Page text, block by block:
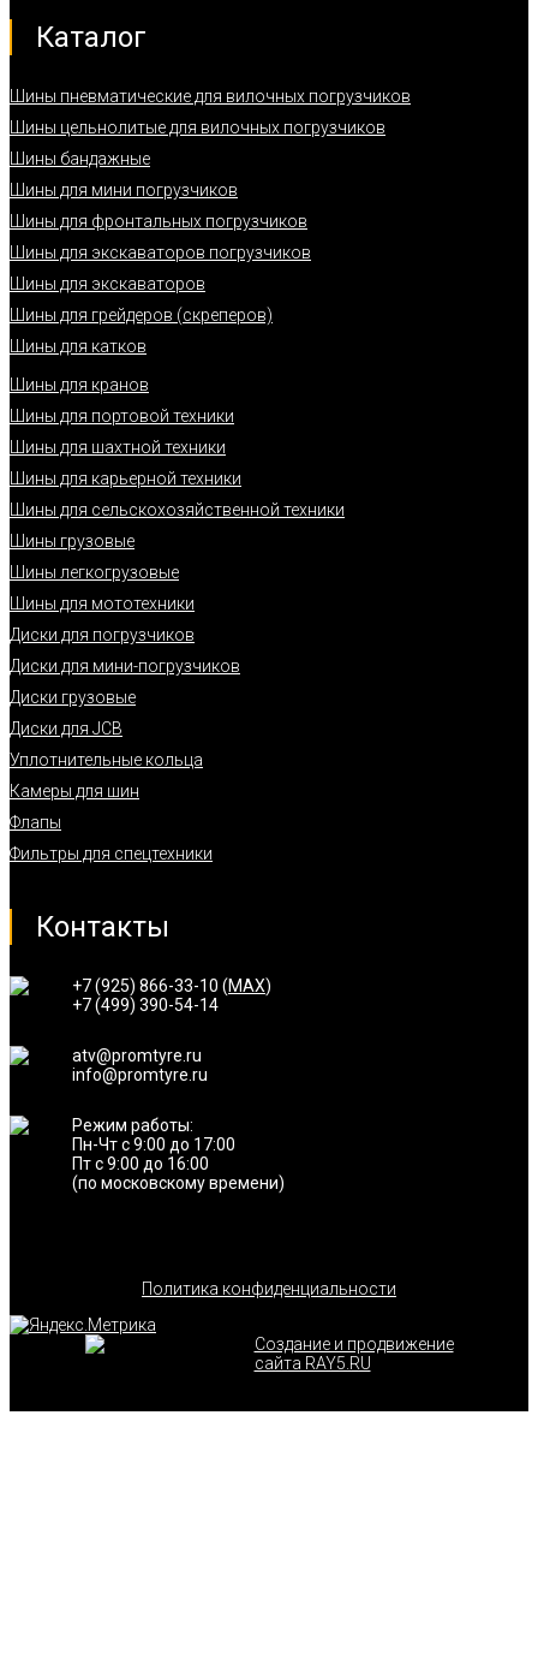
Каталог
Шины пневматические для вилочных погрузчиков
Шины цельнолитые для вилочных погрузчиков
Шины бандажные
Шины для мини погрузчиков
Шины для фронтальных погрузчиков
Шины для экскаваторов погрузчиков
Шины для экскаваторов
Шины для грейдеров (скреперов)
Шины для катков
Шины для кранов
Шины для портовой техники
Шины для шахтной техники
Шины для карьерной техники
Шины для сельскохозяйственной техники
Шины грузовые
Шины легкогрузовые
Шины для мототехники
Диски для погрузчиков
Диски для мини-погрузчиков
Диски грузовые
Диски для JCB
Уплотнительные кольца
Камеры для шин
Флапы
Фильтры для спецтехники
Контакты
+7 (925) 866-33-10 (MAX)
+7 (499) 390-54-14
atv@promtyre.ru
info@promtyre.ru
Режим работы:
Пн-Чт с 9:00 до 17:00
Пт с 9:00 до 16:00
(по московскому времени)
Политика конфиденциальности
Создание и продвижение
сайта RAY5.RU